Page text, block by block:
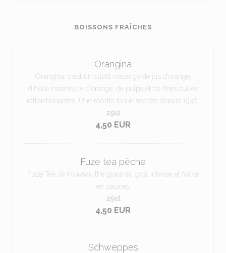
BOISSONS FRAÎCHES
Orangina
Orangina, c'est un subtil mélange de jus d'orange,
d'huile essentielle d'orange, de pulpe et de fines bulles
rafraîchissantes. Une recette tenue secrète depuis 1936.
4,50 EUR
25cl
Fuze tea pêche
Fuze Tea, le nouveau thé glacé au goût intense et faible
en calories
4,50 EUR
25cl
Schweppes